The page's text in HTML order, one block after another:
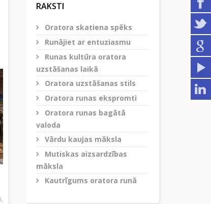
RAKSTI
Oratora skatiena spēks
Runājiet ar entuziasmu
Runas kultūra oratora
uzstāšanas laikā
Oratora uzstāšanas stils
Oratora runas ekspromti
Oratora runas bagātā
valoda
Vārdu kaujas māksla
Mutiskas aizsardzības
māksla
Kautrīgums oratora runā